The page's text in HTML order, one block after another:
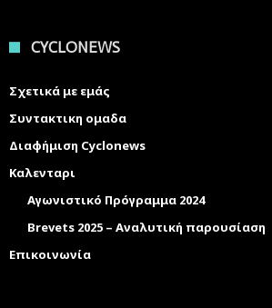
CYCLONEWS
Σχετικά με εμάς
Συντακτικη ομαδα
Διαφήμιση Cyclonews
Καλενταρι
Αγωνιστικό Πρόγραμμα 2024
Brevets 2025 – Αναλυτική παρουσίαση
Επικοινωνία